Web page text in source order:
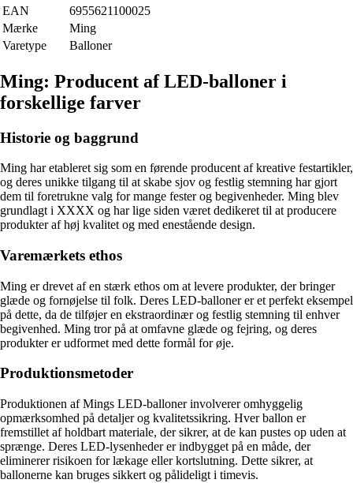
EAN
6955621100025
Mærke
Ming
Varetype
Balloner
Ming: Producent af LED-balloner i
forskellige farver
Historie og baggrund
Ming har etableret sig som en førende producent af kreative festartikler,
og deres unikke tilgang til at skabe sjov og festlig stemning har gjort
dem til foretrukne valg for mange fester og begivenheder. Ming blev
grundlagt i XXXX og har lige siden været dedikeret til at producere
produkter af høj kvalitet og med enestående design.
Varemærkets ethos
Ming er drevet af en stærk ethos om at levere produkter, der bringer
glæde og fornøjelse til folk. Deres LED-balloner er et perfekt eksempel
på dette, da de tilføjer en ekstraordinær og festlig stemning til enhver
begivenhed. Ming tror på at omfavne glæde og fejring, og deres
produkter er udformet med dette formål for øje.
Produktionsmetoder
Produktionen af Mings LED-balloner involverer omhyggelig
opmærksomhed på detaljer og kvalitetssikring. Hver ballon er
fremstillet af holdbart materiale, der sikrer, at de kan pustes op uden at
sprænge. Deres LED-lysenheder er indbygget på en måde, der
eliminerer risikoen for lækage eller kortslutning. Dette sikrer, at
ballonerne kan bruges sikkert og pålideligt i timevis.